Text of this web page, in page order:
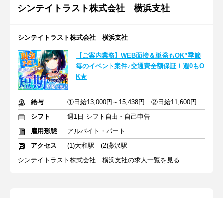
シンテイトラスト株式会社 横浜支社
シンテイトラスト株式会社 横浜支社
【ご案内業務】WEB面接＆単発もOK”季節
毎のイベント案件♪交通費全額保証！週0もO
K★
給与
①日給13,000円～15,438円 ②日給11,600円～13,550円
シフト
週1日 シフト自由・自己申告
雇用形態
アルバイト・パート
アクセス
(1)大和駅 (2)藤沢駅
シンテイトラスト株式会社 横浜支社の求人一覧を見る